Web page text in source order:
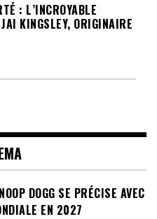
: L’INCROYABLE
KINGSLEY, ORIGINAIRE
DOGG SE PRÉCISE AVEC
EN 2027